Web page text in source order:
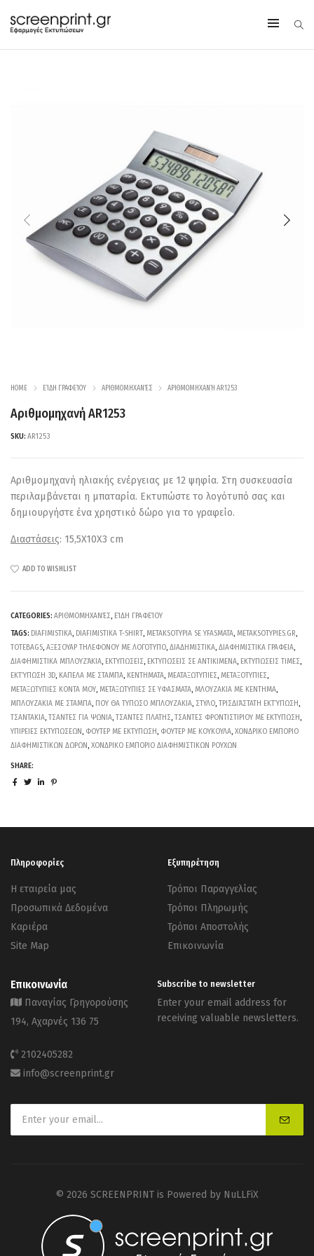
HOME ΕΊΔΗ ΓΡΑΦΕΊΟΥ ΑΡΙΘΜΟΜΗΧΑΝΈΣ ΑΡΙΘΜΟΜΗΧΑΝΉ AR1253
Αριθμομηχανή AR1253
SKU: AR1253
Αριθμομηχανή ηλιακής ενέργειας με 12 ψηφία. Στη συσκευασία
περιλαμβάνεται η μπαταρία. Εκτυπώστε το λογότυπό σας και
δημιουργήστε ένα χρηστικό δώρο για το γραφείο.
Διαστάσεις: 15,5X10X3 cm
ADD TO WISHLIST
CATEGORIES: ΑΡΙΘΜΟΜΗΧΑΝΈΣ, ΕΊΔΗ ΓΡΑΦΕΊΟΥ
TAGS: DIAFIMISTIKA, DIAFIMISTIKA T-SHIRT, METAKSOTYPIA SE YFASMATA, METAKSOTYPIES.GR,
TOTEBAGS, ΑΞΕΣΟΥΑΡ ΤΗΛΕΦΟΝΟΥ ΜΕ ΛΟΓΟΤΥΠΟ, ΔΙΑΔΗΜΙΣΤΙΚΑ, ΔΙΑΦΗΜΙΣΤΙΚΑ ΓΡΑΦΕΙΑ,
ΔΙΑΦΗΜΙΣΤΙΚΑ ΜΠΛΟΥΖΆΚΙΑ, ΕΚΤΥΠΩΣΕΙΣ, ΕΚΤΥΠΩΣΕΙΣ ΣΕ ΑΝΤΙΚΙΜΕΝΑ, ΕΚΤΥΠΩΣΕΙΣ ΤΙΜΕΣ,
ΕΚΤΎΠΩΣΗ 3D, ΚΑΠΕΛΑ ΜΕ ΣΤΑΜΠΑ, ΚΕΝΤΗΜΑΤΑ, ΜΕΑΤΑΞΩΤΥΠΙΕΣ, ΜΕΤΑΞΟΤΥΠΙΕΣ,
ΜΕΤΑΞΩΤΥΠΙΕΣ ΚΟΝΤΑ ΜΟΥ, ΜΕΤΑΞΩΤΥΠΙΕΣ ΣΕ ΥΦΑΣΜΑΤΑ, ΜΛΟΥΖΑΚΙΑ ΜΕ ΚΕΝΤΗΜΑ,
ΜΠΛΟΥΖΑΚΙΑ ΜΕ ΣΤΑΜΠΑ, ΠΟΥ ΘΑ ΤΥΠΩΣΟ ΜΠΛΟΥΖΑΚΙΑ, ΣΤΥΛΟ, ΤΡΙΣΔΙΆΣΤΑΤΗ ΕΚΤΎΠΩΣΗ,
ΤΣΑΝΤΑΚΙΑ, ΤΣΑΝΤΕΣ ΓΙΑ ΨΩΝΙΑ, ΤΣΑΝΤΕΣ ΠΛΑΤΗΣ, ΤΣΑΝΤΕΣ ΦΡΟΝΤΙΣΤΙΡΙΟΥ ΜΕ ΕΚΤΥΠΩΣΗ,
ΥΠΙΡΕΙΕΣ ΕΚΤΥΠΩΣΕΩΝ, ΦΟΥΤΕΡ ΜΕ ΕΚΤΥΠΩΣΗ, ΦΟΥΤΕΡ ΜΕ ΚΟΥΚΟΥΛΑ, ΧΟΝΔΡΙΚΟ ΕΜΠΟΡΙΟ
ΔΙΑΦΗΜΙΣΤΙΚΩΝ ΔΩΡΩΝ, ΧΟΝΔΡΙΚΟ ΕΜΠΟΡΙΟ ΔΙΑΦΗΜΙΣΤΙΚΩΝ ΡΟΥΧΩΝ
SHARE:
Πληροφορίες
Η εταιρεία μας
Προσωπικά Δεδομένα
Καριέρα
Site Map
Εξυπηρέτηση
Τρόποι Παραγγελίας
Τρόποι Πληρωμής
Τρόποι Αποστολής
Επικοινωνία
Επικοινωνία
Παναγίας Γρηγορούσης
194, Αχαρνές 136 75
2102405282
info@screenprint.gr
Subscribe to newsletter
Enter your email address for
receiving valuable newsletters.
© 2026 SCREENPRINT is Powered by NuLLFiX